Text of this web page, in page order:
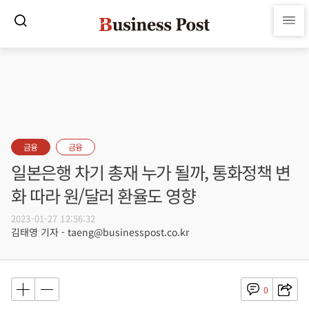
금융 금융
일본은행 차기 총재 누가 될까, 통화정책 변
화 따라 원/달러 환율도 영향
2023-01-27 12:56:32
김태영 기자 - taeng@businesspost.co.kr
0